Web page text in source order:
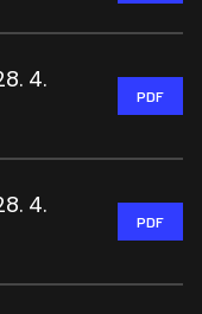
4.
PDF
4.
PDF